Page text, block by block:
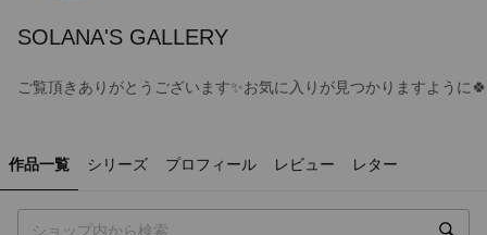
SOLANA'S GALLERY
ご覧頂きありがとうございます✨お気に入りが見つかりますように🍀
作品一覧 シリーズ プロフィール レビュー レター